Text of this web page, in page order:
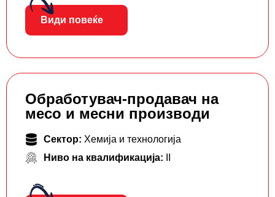
Види повеќе
Обработувач-продавач на
месо и месни производи
Сектор: Хемија и технологија
Ниво на квалификација: